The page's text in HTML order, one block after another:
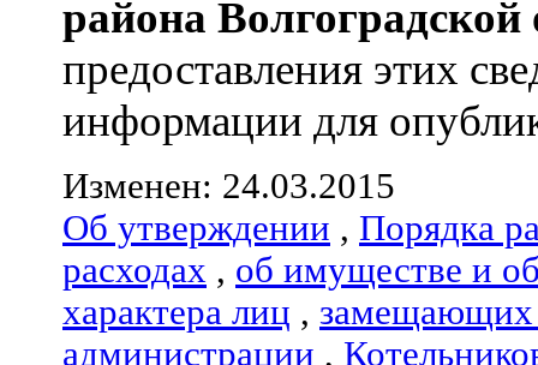
района Волгоградской
предоставления этих
информации для
Изменен: 24.03.2015
Об утверждении , Порядка
расходах , об имуществе и
характера лиц , замещающих
администрации ,